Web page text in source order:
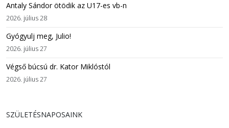
Antaly Sándor ötödik az U17-es vb-n
2026. július 28
Gyógyulj meg, Julio!
2026. július 27
Végső búcsú dr. Kator Miklóstól
2026. július 27
SZÜLETÉSNAPOSAINK